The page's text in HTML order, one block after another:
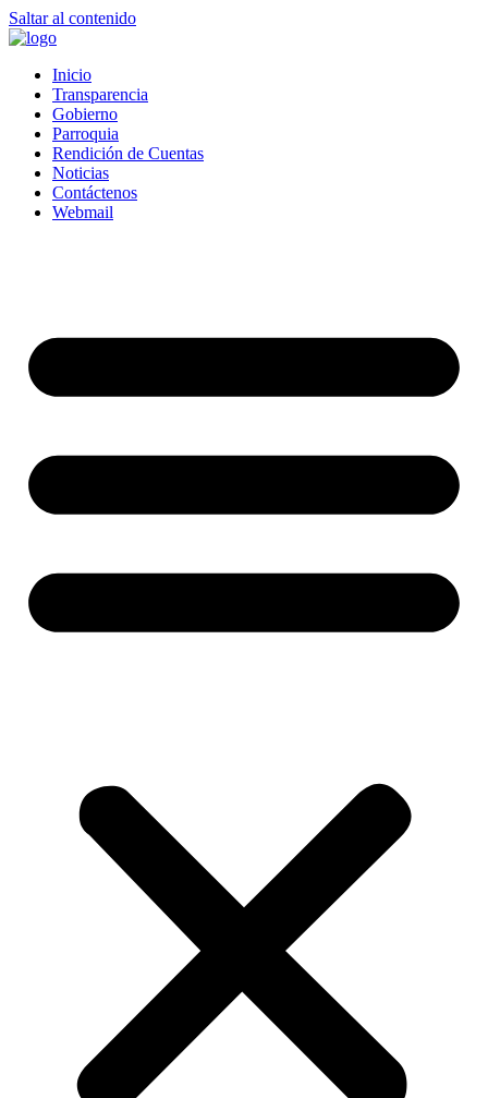
Saltar al contenido
Inicio
Transparencia
Gobierno
Parroquia
Rendición de Cuentas
Noticias
Contáctenos
Webmail